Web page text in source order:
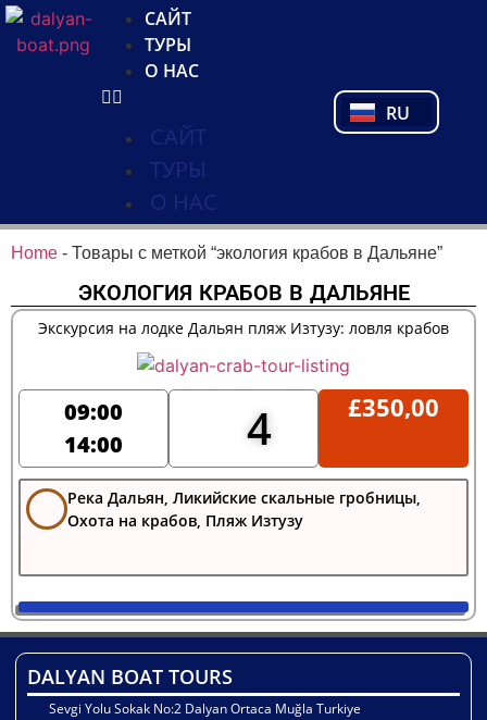
САЙТ
ТУРЫ
О НАС
САЙТ
ТУРЫ
О НАС
RU
PT
TR
Home - Товары с меткой “экология крабов в Дальяне”
ЭКОЛОГИЯ КРАБОВ В ДАЛЬЯНЕ
Экскурсия на лодке Дальян пляж Изтузу: ловля крабов
09:00
14:00
4 £350,00
Река Дальян, Ликийские скальные гробницы,
Охота на крабов, Пляж Изтузу
DALYAN BOAT TOURS
Sevgi Yolu Sokak No:2 Dalyan Ortaca Muğla Turkiye